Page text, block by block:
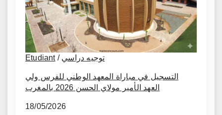
Etudiant/ توجيه دراسي
التسجيل في مباراة المعهد الوطني للفرس ولي
العهد الأمير مولاي الحسن 2026 بالمغرب
18/05/2026